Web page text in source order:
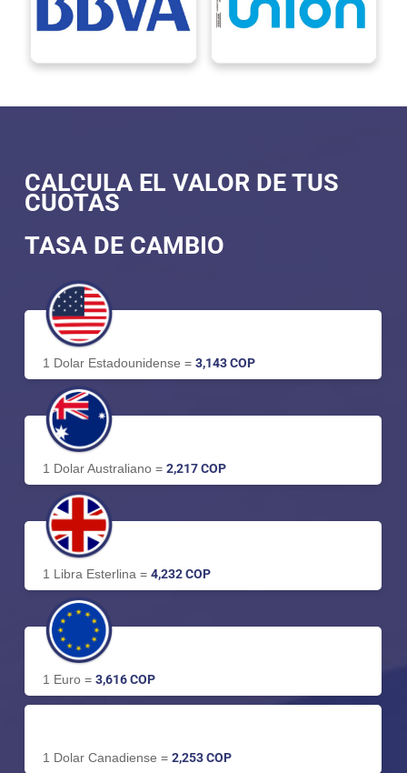
CALCULA EL VALOR DE TUS
CUOTAS
TASA DE CAMBIO
1 Dolar Estadounidense = 3,143 COP
1 Dolar Australiano = 2,217 COP
1 Libra Esterlina = 4,232 COP
1 Euro = 3,616 COP
1 Dolar Canadiense = 2,253 COP